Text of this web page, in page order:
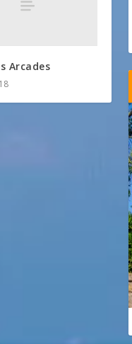
Arcades